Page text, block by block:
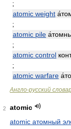
;
atomic weight
;
atomic pile
;
atomic control
;
atomic warfare
Англо-русский
2
atomic
atomic атомный